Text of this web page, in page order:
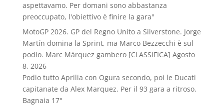
aspettavamo. Per domani sono abbastanza
preoccupato, l'obiettivo è finire la gara"
MotoGP 2026. GP del Regno Unito a Silverstone. Jorge
Martín domina la Sprint, ma Marco Bezzecchi è sul
podio. Marc Márquez gambero [CLASSIFICA] Agosto
8, 2026
Podio tutto Aprilia con Ogura secondo, poi le Ducati
capitanate da Alex Marquez. Per il 93 gara a ritroso.
Bagnaia 17°